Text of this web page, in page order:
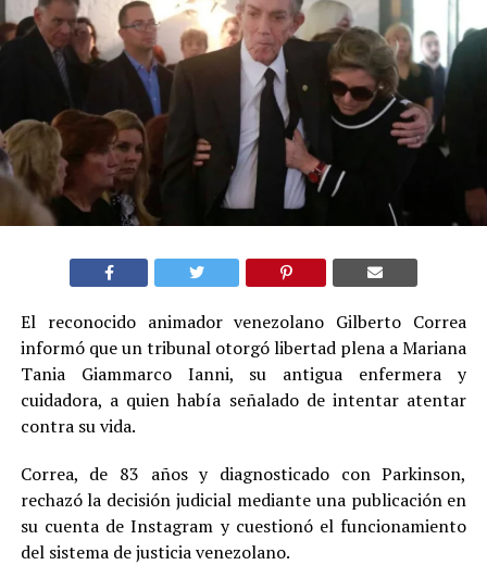
El reconocido animador venezolano Gilberto Correa
informó que un tribunal otorgó libertad plena a Mariana
Tania Giammarco Ianni, su antigua enfermera y
cuidadora, a quien había señalado de intentar atentar
contra su vida.
Correa, de 83 años y diagnosticado con Parkinson,
rechazó la decisión judicial mediante una publicación en
su cuenta de Instagram y cuestionó el funcionamiento
del sistema de justicia venezolano.